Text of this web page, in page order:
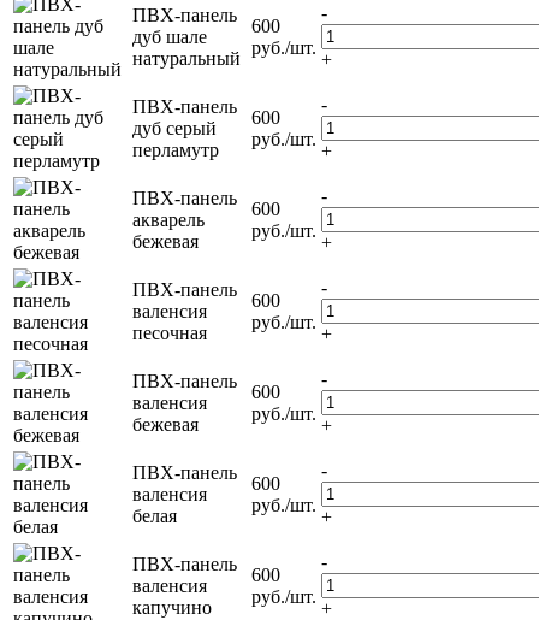
ПВХ-панель
дуб шале
натуральный
600
руб./шт.
-
+
ПВХ-панель
дуб серый
перламутр
600
руб./шт.
-
+
ПВХ-панель
акварель
бежевая
600
руб./шт.
-
+
ПВХ-панель
валенсия
песочная
600
руб./шт.
-
+
ПВХ-панель
валенсия
бежевая
600
руб./шт.
-
+
ПВХ-панель
валенсия
белая
600
руб./шт.
-
+
ПВХ-панель
валенсия
капучино
600
руб./шт.
-
+